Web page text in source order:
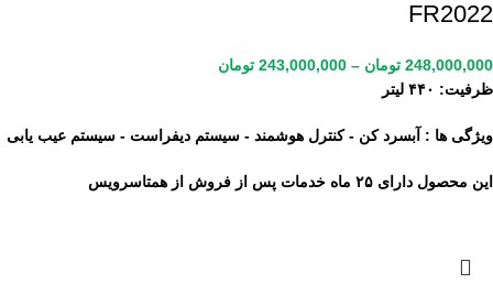
FR2022
248,000,000 تومان –
243,000,000 تومان
ظرفیت: ۴۴۰ لیتر
ویژگی ها : آبسرد کن - کنترل هوشمند - سیستم دیفراست - سیستم عیب یابی
این محصول دارای ۲۵ ماه خدمات پس از فروش از همتاسرویس